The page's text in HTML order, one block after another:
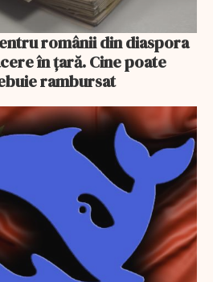
românii din diaspora
în țară. Cine poate
rambursat